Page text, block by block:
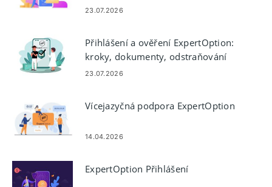
pravidla výplat
23.07.2026
Přihlášení a ověření ExpertOption:
kroky, dokumenty, odstraňování
problémů
23.07.2026
Vícejazyčná podpora ExpertOption
14.04.2026
ExpertOption Přihlášení